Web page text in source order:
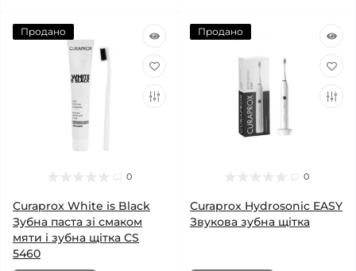
Продано
0
Curaprox White is Black
Зубна паста зі смаком
мяти і зубна щітка CS
5460
Продано
0
Curaprox Hydrosonic EASY
Звукова зубна щітка